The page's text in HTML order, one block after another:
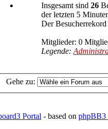
Insgesamt sind 26
der letzten 5
Der
Mitglieder: 0
Legende:
Gehe zu:
Portal - based on phpBB3